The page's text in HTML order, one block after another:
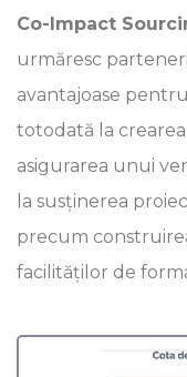
Co-Impact
urmăresc
avantajoase
totodată la
asigurarea unui
la susținerea
precum
facilităților de